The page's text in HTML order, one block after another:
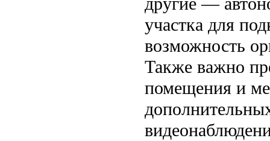
участка для
возможность
Также важно
помещения и